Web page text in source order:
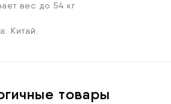
вес до 54 кг
Китай.
товары